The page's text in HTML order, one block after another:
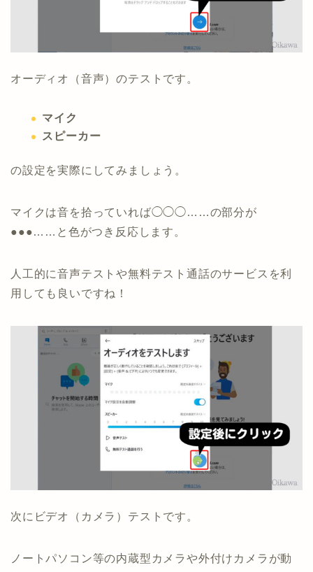
オーディオ（音声）のテストです。
マイク
スピーカー
の設定を実際にしてみましょう。
マイクは音を拾っていれば◯◯◯……の部分が
●●●……と色がつき反応します。
人工的に音声テストや無料テスト通話のサービスを利
用しても良いですね！
次にビデオ（カメラ）テストです。
ノートパソコン等の内蔵型カメラや外付けカメラが動